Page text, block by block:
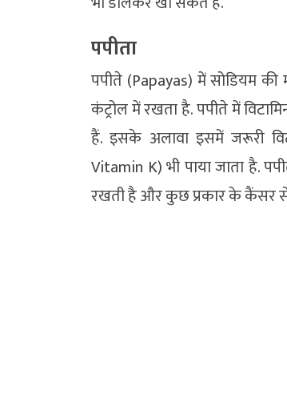
पपीता
पपीते (Papayas) में सोडियम
कंट्रोल में रखता है. पपीते में
हैं. इसके अलावा इसमें जरूरी
Vitamin K) भी पाया जाता है.
रखती है और कुछ प्रकार के कैंसर